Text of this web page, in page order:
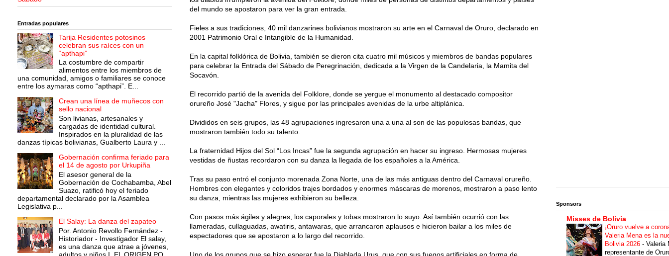
del mundo se apostaron para ver la gran entrada.
Fieles a sus tradiciones, 40 mil danzarines bolivianos mostraron su arte en el Carnaval de Oruro, declarado en
2001 Patrimonio Oral e Intangible de la Humanidad.
En la capital folklórica de Bolivia, también se dieron cita cuatro mil músicos y miembros de bandas populares
para celebrar la Entrada del Sábado de Peregrinación, dedicada a la Virgen de la Candelaria, la Mamita del
Socavón.
El recorrido partió de la avenida del Folklore, donde se yergue el monumento al destacado compositor
orureño José "Jacha" Flores, y sigue por las principales avenidas de la urbe altiplánica.
Divididos en seis grupos, las 48 agrupaciones ingresaron una a una al son de las populosas bandas, que
mostraron también todo su talento.
La fraternidad Hijos del Sol “Los Incas” fue la segunda agrupación en hacer su ingreso. Hermosas mujeres
vestidas de ñustas recordaron con su danza la llegada de los españoles a la América.
Tras su paso entró el conjunto morenada Zona Norte, una de las más antiguas dentro del Carnaval orureño.
Hombres con elegantes y coloridos trajes bordados y enormes máscaras de morenos, mostraron a paso lento
su danza, mientras las mujeres exhibieron su belleza.
Con pasos más ágiles y alegres, los caporales y tobas mostraron lo suyo. Así también ocurrió con las
llameradas, cullaguadas, awatiris, antawaras, que arrancaron aplausos e hicieron bailar a los miles de
espectadores que se apostaron a lo largo del recorrido.
Entradas populares
Tarija Residentes potosinos
celebran sus raíces con un
“apthapi”
La costumbre de compartir
alimentos entre los miembros de
una comunidad, amigos o familiares se conoce
entre los aymaras como “apthapi”. E...
Crean una línea de muñecos con
sello nacional
Son livianas, artesanales y
cargadas de identidad cultural.
Inspirados en la pluralidad de las
danzas típicas bolivianas, Gualberto Laura y ...
Gobernación confirma feriado para
el 14 de agosto por Urkupiña
El asesor general de la
Gobernación de Cochabamba, Abel
Suazo, ratificó hoy el feriado
departamental declarado por la Asamblea
Legislativa p...
El Salay: La danza del zapateo
Por. Antonio Revollo Fernández -
Historiador - Investigador El salay,
es una danza que atrae a jóvenes,
adultos y niños I. EL ORIGEN PO...
Sponsors
Misses de Bolivia
¡Oruro vuelve a
Valeria Mena es la
Bolivia 2026 - Valeria
representante de